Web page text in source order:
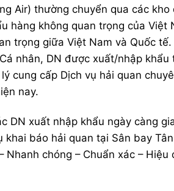
Air) thường chuyển qua các kho
hàng không quan trọng của Việt
trọng giữa Việt Nam và Quốc
nhân, DN được xuất/nhập
cung cấp Dịch vụ hải quan
nay.
DN xuất nhập khẩu ngày càng
khai báo hải quan tại Sân bay
chóng – Chuẩn xác –